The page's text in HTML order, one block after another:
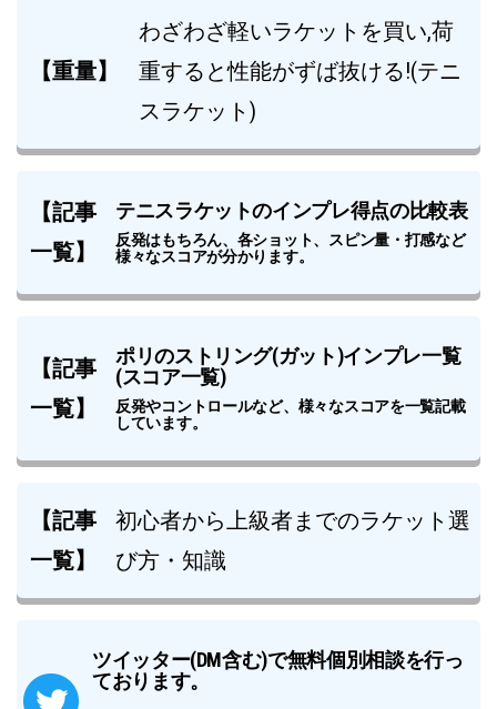
【重量】
わざわざ軽いラケットを買い,荷
重すると性能がずば抜ける!(テニ
スラケット)
【記事
一覧】
テニスラケットのインプレ得点の比較表
反発はもちろん、各ショット、スピン量・打感など
様々なスコアが分かります。
【記事
一覧】
ポリのストリング(ガット)インプレ一覧
(スコア一覧)
反発やコントロールなど、様々なスコアを一覧記載
しています。
【記事
一覧】
初心者から上級者までのラケット選
び方・知識
ツイッター(DM含む)で無料個別相談を行っ
ております。